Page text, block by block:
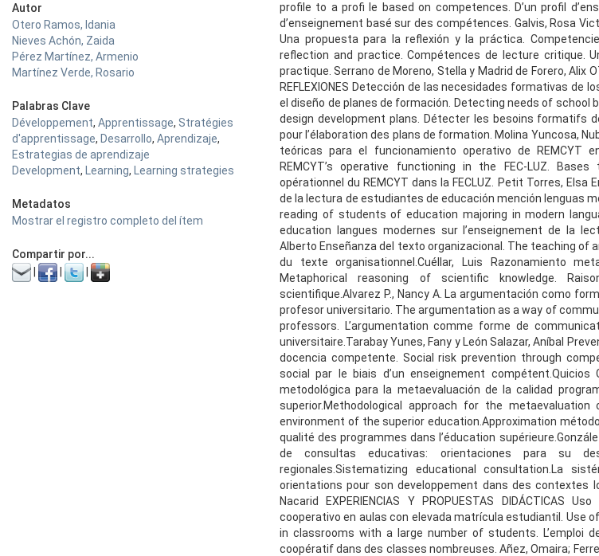
Autor
Otero Ramos, Idania
Nieves Achón, Zaida
Pérez Martínez, Armenio
Martínez Verde, Rosario
Palabras Clave
Développement, Apprentissage, Stratégies
d'apprentissage, Desarrollo, Aprendizaje,
Estrategias de aprendizaje
Development, Learning, Learning strategies
Metadatos
Mostrar el registro completo del ítem
Compartir por...
profile to a profi le based on competences. D’un profil
d’enseignement basé sur des compétences. Galvis, Rosa
Una propuesta para la reflexión y la práctica.
reflection and practice. Compétences de lecture critique.
practique. Serrano de Moreno, Stella y Madrid de Forero, Alix
REFLEXIONES Detección de las necesidades formativas de
el diseño de planes de formación. Detecting needs of school
design development plans. Détecter les besoins formatifs
pour l’élaboration des plans de formation. Molina Yuncosa,
teóricas para el funcionamiento operativo de REMCYT
REMCYT’s operative functioning in the FEC-LUZ.
opérationnel du REMCYT dans la FECLUZ. Petit Torres, Elsa
de la lectura de estudiantes de educación mención lenguas
reading of students of education majoring in modern
education langues modernes sur l’enseignement de la
Alberto Enseñanza del texto organizacional. The teaching of
du texte organisationnel.Cuéllar, Luis Razonamiento
Metaphorical reasoning of scientific knowledge.
scientifique.Alvarez P., Nancy A. La argumentación como
profesor universitario. The argumentation as a way of
professors. L’argumentation comme forme de
universitaire.Tarabay Yunes, Fany y León Salazar, Aníbal
docencia competente. Social risk prevention through
social par le biais d’un enseignement compétent.Quicios
metodológica para la metaevaluación de la calidad
superior.Methodological approach for the
environment of the superior education.Approximation
qualité des programmes dans l’éducation
de consultas educativas: orientaciones para su
regionales.Sistematizing educational consultation.La
orientations pour son developpement dans des contextes
Nacarid EXPERIENCIAS Y PROPUESTAS DIDÁCTICAS
cooperativo en aulas con elevada matrícula estudiantil. Use
in classrooms with a large number of students. L’emploi
coopératif dans des classes nombreuses. Añez, Omaira;